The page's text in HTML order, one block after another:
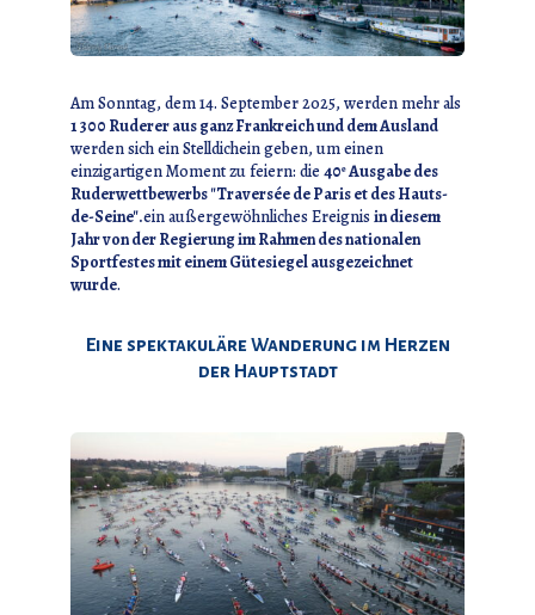
Am Sonntag, dem 14. September 2025, werden mehr als
1 300 Ruderer aus ganz Frankreich und dem Ausland
werden sich ein Stelldichein geben, um einen
einzigartigen Moment zu feiern: die40ᵉ Ausgabe des
Ruderwettbewerbs "Traversée de Paris et des Hauts-
de-Seine".ein außergewöhnliches Ereignisin diesem
Jahr von der Regierung im Rahmen des nationalen
Sportfestes mit einem Gütesiegel ausgezeichnet
wurde.
Eine spektakuläre Wanderung im Herzen
der Hauptstadt